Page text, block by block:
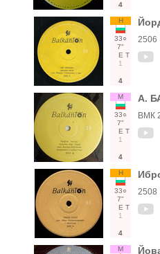
4
Н
33○
7"
Е Т
1
4
2506
М
33○
7"
Е Т
1
4
А.
ВМК
Н
33○
7"
Е Т
1
4
2508
М